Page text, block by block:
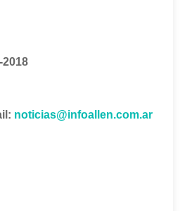
2018
noticias@infoallen.com.ar